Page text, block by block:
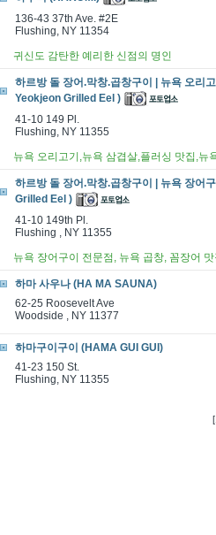
136-43 37th Ave. #2E
Flushing, NY 11354
귀신도 감탄한 예리한 신점의 명인
하르방 돌 장어.막창.곱창구이 | 뉴욕 오리
Yeokjeon Grilled Eel )
41-10 149 Pl.
Flushing, NY 11355
뉴욕 오리고기,뉴욕 삼겹살,플러싱 맛집,뉴
하르방 돌 장어.막창.곱창구이 | 뉴욕 장어
Grilled Eel )
41-10 149th Pl.
Flushing , NY 11355
뉴욕 장어구이 전문점, 뉴욕 곱창, 꼼장어 맛
하마 사우나 (HA MA SAUNA)
62-25 Roosevelt Ave
Woodside , NY 11377
하마구이구이 (HAMA GUI GUI)
41-23 150 St.
Flushing, NY 11355